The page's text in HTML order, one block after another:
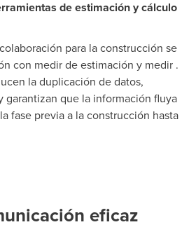
de estimación y cálculo
para la construcción se
con medir de estimación y medir .
la duplicación de datos,
garantizan que la información fluya
fase previa a la construcción hasta
eficaz